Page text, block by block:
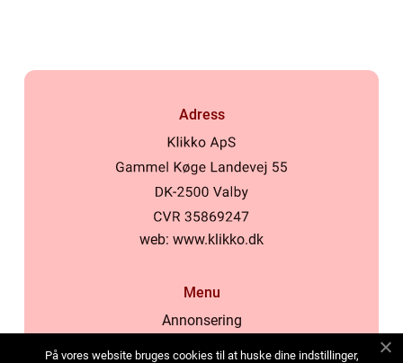
Adress
web: www.klikko.dk
Menu
Annonsering
På vores website bruges cookies til at huske dine indstillinger,